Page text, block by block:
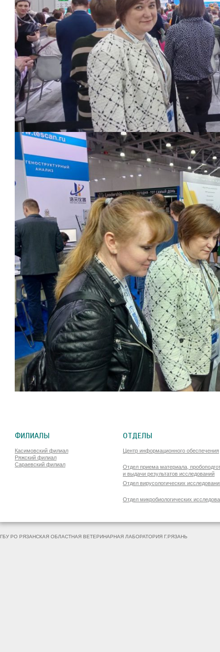
ФИЛИАЛЫ
Касимовский филиал
Ряжский филиал
Сараевский филиал
ОТДЕЛЫ
Центр информационного обеспечения
Отдел приема материала,
и выдачи результатов исследований
Отдел вирусологических
Отдел микробиологических
ГБУ РО РЯЗАНСКАЯ ОБЛАСТНАЯ ВЕТЕРИНАРНАЯ ЛАБОРАТОРИЯ Г.РЯЗАНЬ